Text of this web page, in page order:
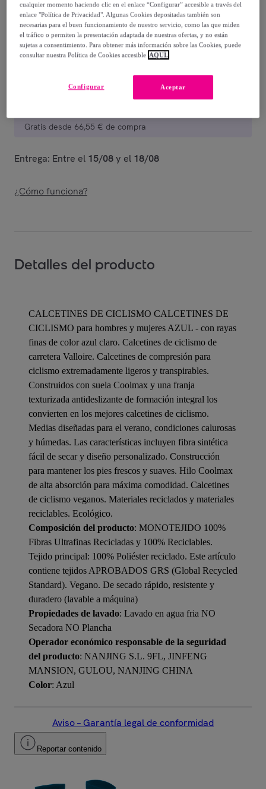
Vendido porDiseño de producto tecnico
Gratis desde 66,55 € de compra
Entrega: Entre el 15/08y el 18/08
¿Cómo funciona?
Detalles del producto
CALCETINES DE CICLISMO CALCETINES DE
CICLISMO para hombres y mujeres AZUL - con rayas
finas de color azul claro. Calcetines de ciclismo de
carretera Valloire. Calcetines de compresión para
ciclismo extremadamente ligeros y transpirables.
Construidos con suela Coolmax y una franja
texturizada antideslizante de formación integral los
convierten en los mejores calcetines de ciclismo.
Medias diseñadas para el verano, condiciones calurosas
y húmedas. Las características incluyen fibra sintética
fácil de secar y diseño personalizado. Construcción
para mantener los pies frescos y suaves. Hilo Coolmax
de alta absorción para máxima comodidad. Calcetines
de ciclismo veganos. Materiales reciclados y materiales
reciclables. Ecológico.
Composición del producto: MONOTEJIDO 100%
Fibras Ultrafinas Recicladas y 100% Reciclables.
Tejido principal: 100% Poliéster reciclado. Este artículo
contiene tejidos APROBADOS GRS (Global Recycled
Standard). Vegano. De secado rápido, resistente y
duradero (lavable a máquina)
Propiedades de lavado: Lavado en agua fria NO
Secadora NO Plancha
Operador económico responsable de la seguridad
del producto: NANJING S.L. 9FL, JINFENG
MANSION, GULOU, NANJING CHINA
Color: Azul
Aviso – Garantía legal de conformidad
Reportar contenido
cualquier momento haciendo clic en el enlace “Configurar” accesible a través del
enlace "Política de Privacidad". Algunas Cookies depositadas también son
necesarias para el buen funcionamiento de nuestro servicio, como las que miden
el tráfico o permiten la presentación adaptada de nuestras ofertas, y no están
sujetas a consentimiento. Para obtener más información sobre las Cookies, puede
consultar nuestra Política de Cookies accesible AQUÍ.
Aceptar
Configurar